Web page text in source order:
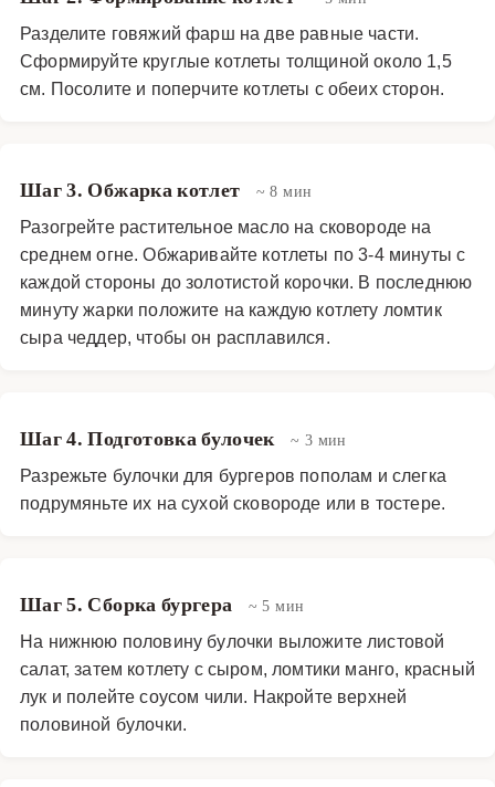
Разделите говяжий фарш на две равные части.
Сформируйте круглые котлеты толщиной около 1,5
см. Посолите и поперчите котлеты с обеих сторон.
Шаг 3. Обжарка котлет ~ 8 мин
Разогрейте растительное масло на сковороде на
среднем огне. Обжаривайте котлеты по 3-4 минуты с
каждой стороны до золотистой корочки. В последнюю
минуту жарки положите на каждую котлету ломтик
сыра чеддер, чтобы он расплавился.
Шаг 4. Подготовка булочек ~ 3 мин
Разрежьте булочки для бургеров пополам и слегка
подрумяньте их на сухой сковороде или в тостере.
Шаг 5. Сборка бургера ~ 5 мин
На нижнюю половину булочки выложите листовой
салат, затем котлету с сыром, ломтики манго, красный
лук и полейте соусом чили. Накройте верхней
половиной булочки.